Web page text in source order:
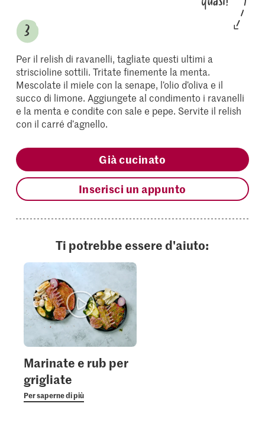
Per il relish di ravanelli, tagliate questi ultimi a
striscioline sottili. Tritate finemente la menta.
Mescolate il miele con la senape, l’olio d’oliva e il
succo di limone. Aggiungete al condimento i ravanelli
e la menta e condite con sale e pepe. Servite il relish
con il carré d’agnello.
Già cucinato
Inserisci un appunto
Ti potrebbe essere d'aiuto:
Marinate e rub per
grigliate
Per saperne di più